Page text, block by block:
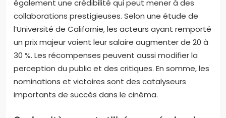
significativement la carrière des acteurs et
réalisateurs. Elles augmentent la visibilité et la
reconnaissance dans l’industrie cinématographique.
Les acteurs et réalisateurs récompensés attirent
souvent plus d’offres de rôles ou de projets. Par
exemple, un Oscar peut propulser une carrière vers
de nouveaux sommets. Les nominations créent
également une crédibilité qui peut mener à des